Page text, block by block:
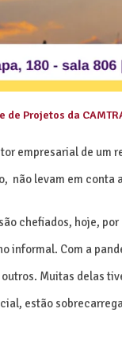
de Projetos da
empresarial de
não levam em conta
chefiados, hoje,
informal. Com a
Muitas delas
estão